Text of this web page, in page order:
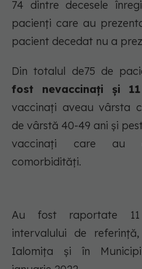
74 dintre decesele
pacienți care au
pacient decedat nu a
Din totalul de75 de
fost nevaccinați și
vaccinați aveau vârsta
de vârstă 40-49 ani și
vaccinați care au
comorbidități.
Au fost raportate 11
intervalului de
Ialomiţa şi în